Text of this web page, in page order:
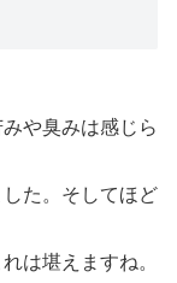
や臭みは感じら
た。そしてほど
は堪えますね。